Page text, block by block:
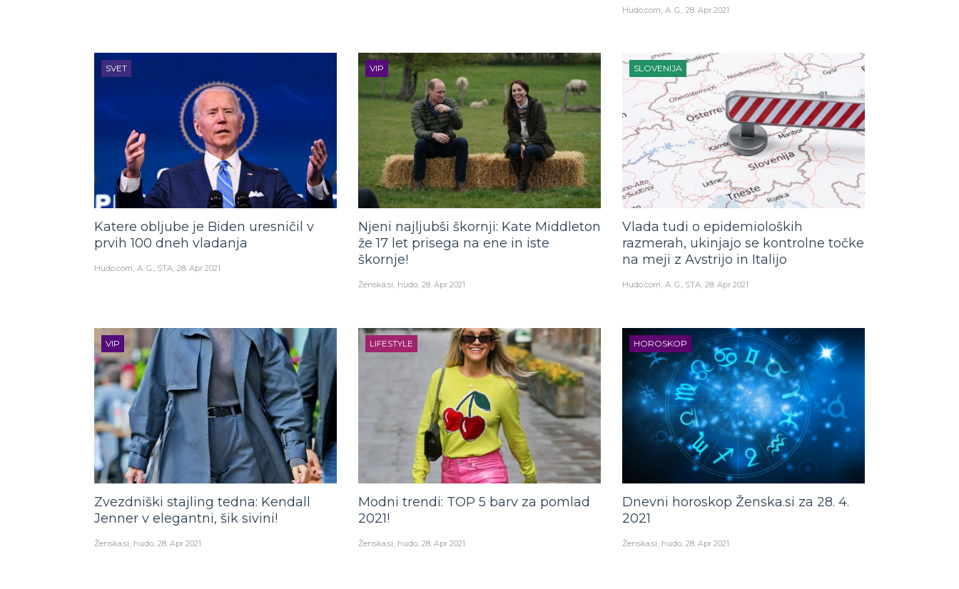
Hudo.com A. G. 28. Apr 2021
SVET
Katere obljube je Biden uresničil v
prvih 100 dneh vladanja
Hudo.com A. G., STA 28. Apr 2021
VIP
Njeni najljubši škornji: Kate Middleton
že 17 let prisega na ene in iste
škornje!
Ženska.si hudo 28. Apr 2021
SLOVENIJA
Vlada tudi o epidemioloških
razmerah, ukinjajo se kontrolne točke
na meji z Avstrijo in Italijo
Hudo.com A. G., STA 28. Apr 2021
VIP
Zvezdniški stajling tedna: Kendall
Jenner v elegantni, šik sivini!
Ženska.si hudo 28. Apr 2021
LIFESTYLE
Modni trendi: TOP 5 barv za pomlad
2021!
Ženska.si hudo 28. Apr 2021
HOROSKOP
Dnevni horoskop Ženska.si za 28. 4.
2021
Ženska.si hudo 28. Apr 2021